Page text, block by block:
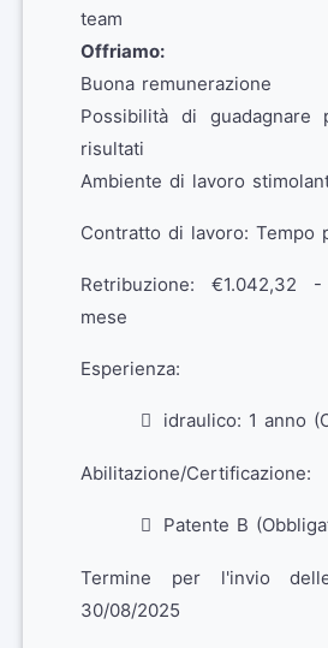
team
Offriamo:
Buona remunerazione
Possibilità di guadagnare
risultati
Ambiente di lavoro
Contratto di lavoro: Tempo
Retribuzione: €1.042,32
mese
Esperienza:
idraulico: 1 anno
Abilitazione/Certificazione:
Patente B
Termine per l'invio
30/08/2025